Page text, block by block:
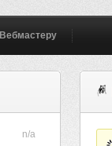
Вебмастеру
n/a